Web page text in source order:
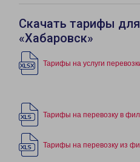
Скачать тарифы
«Хабаровск»
Тарифы на услуги
Тарифы на перевозку в
Тарифы на перевозку из